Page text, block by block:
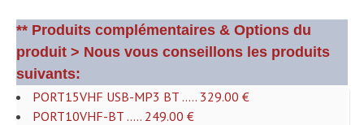
Multi-Effets, Reverbes Etc...
Portes Voix Mégaphones
** Produits complémentaires & Options du
produit > Nous vous conseillons les produits
suivants:
PORT15VHF USB-MP3 BT ..... 329.00 €
PORT10VHF-BT ..... 249.00 €